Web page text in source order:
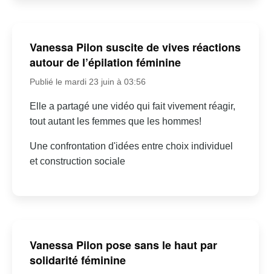
Vanessa Pilon suscite de vives réactions
autour de l’épilation féminine
Publié le mardi 23 juin à 03:56
Elle a partagé une vidéo qui fait vivement réagir,
tout autant les femmes que les hommes!
Une confrontation d'idées entre choix individuel
et construction sociale
Vanessa Pilon pose sans le haut par
solidarité féminine